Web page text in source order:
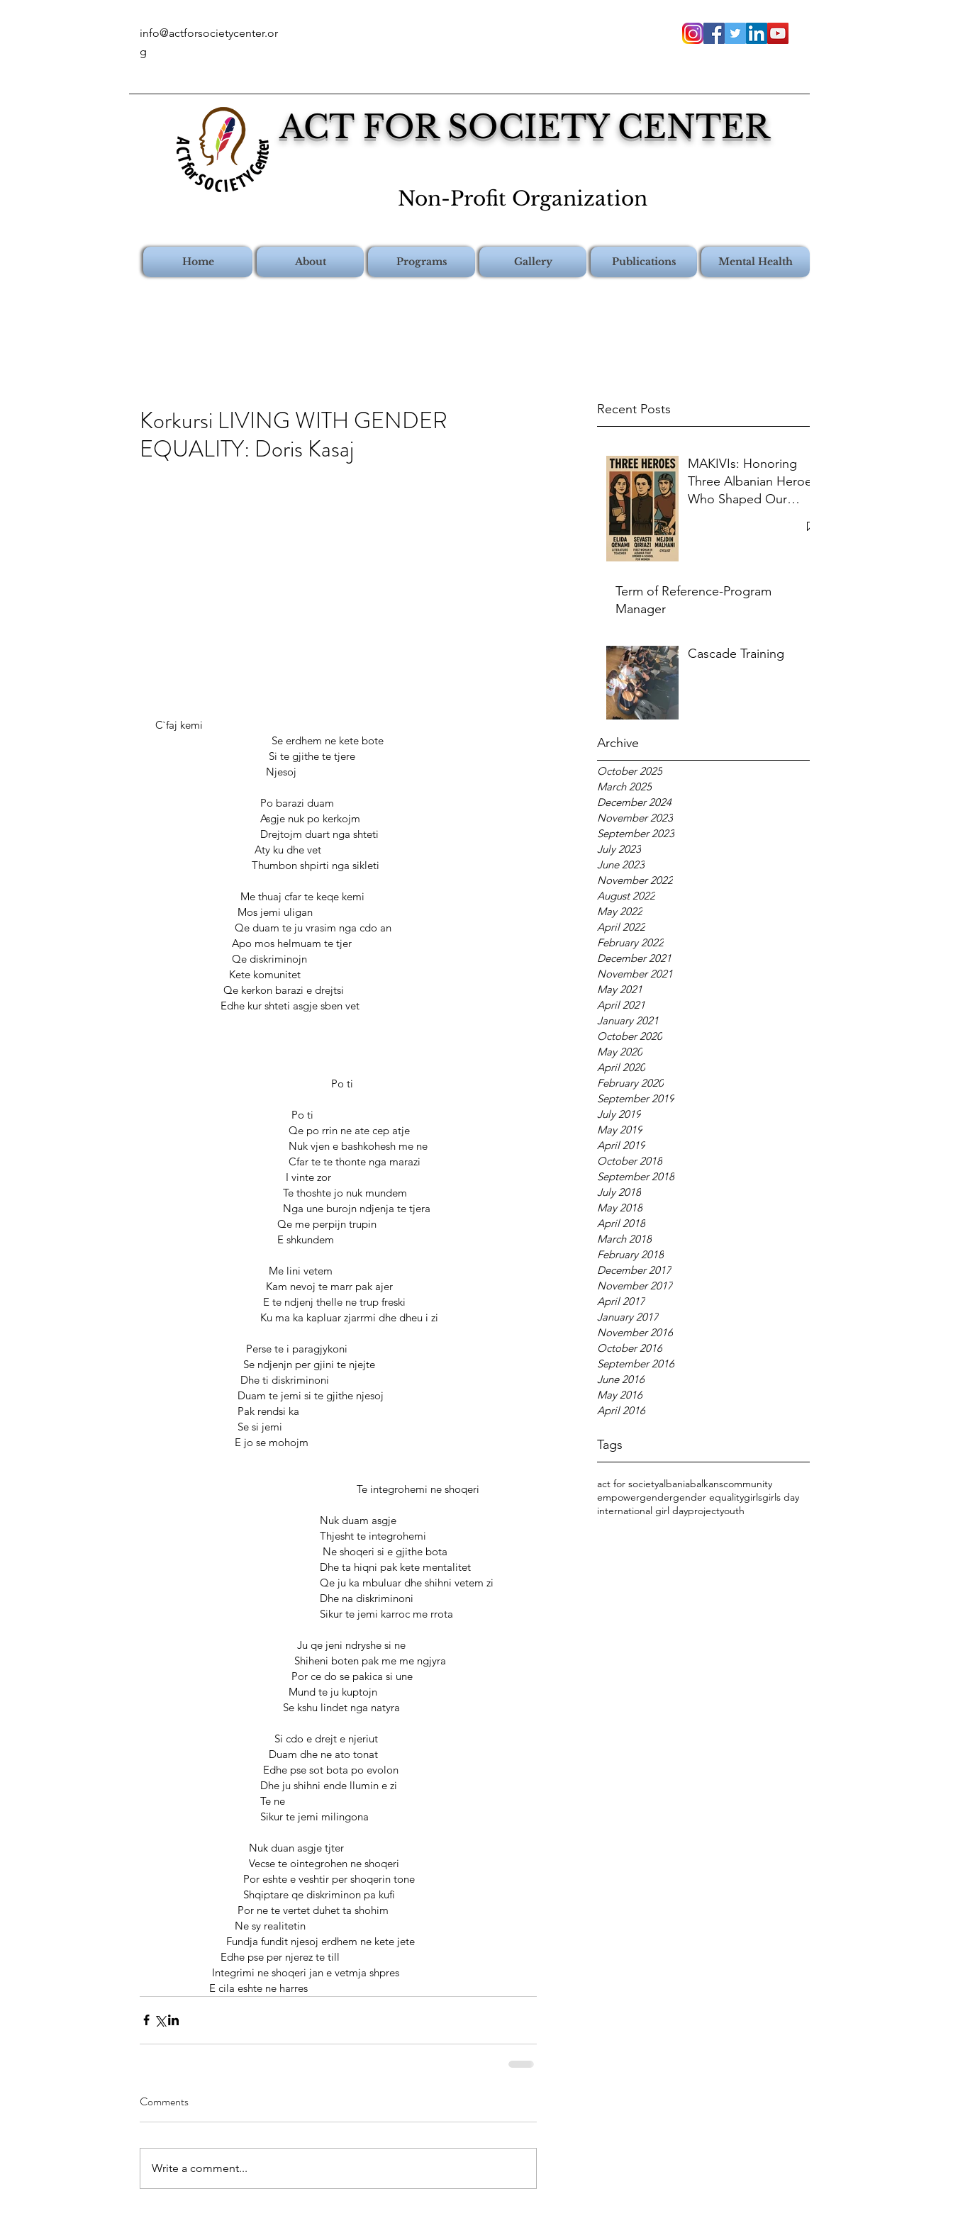
info@actforsocietycenter.or
g
ACT FOR SOCIETY CENTER
Non-Profit Organization
Home About Programs Gallery Publications Mental Health
Recent Posts
MAKIVIs: Honoring
Three Albanian Heroes
Who Shaped Our
Term of Reference-Program
Manager
Cascade Training
Archive
October 2025
March 2025
December 2024
November 2023
September 2023
July 2023
June 2023
November 2022
August 2022
May 2022
April 2022
February 2022
December 2021
November 2021
May 2021
April 2021
January 2021
October 2020
May 2020
April 2020
February 2020
September 2019
July 2019
May 2019
April 2019
October 2018
September 2018
July 2018
May 2018
April 2018
March 2018
February 2018
December 2017
November 2017
April 2017
January 2017
November 2016
October 2016
September 2016
June 2016
May 2016
April 2016
Tags
act for societyalbaniabalkanscommunity
empowergendergender equalitygirlsgirls day
international girl dayprojectyouth
Korkursi LIVING WITH GENDER
EQUALITY: Doris Kasaj
C`faj kemi
                                          Se erdhem ne kete bote
                                         Si te gjithe te tjere
                                        Njesoj
                                      Po barazi duam
                                      Asgje nuk po kerkojm
                                      Drejtojm duart nga shteti
                                    Aty ku dhe vet
                                   Thumbon shpirti nga sikleti
                               Me thuaj cfar te keqe kemi
                              Mos jemi uligan
                             Qe duam te ju vrasim nga cdo an
                            Apo mos helmuam te tjer
                            Qe diskriminojn
                           Kete komunitet
                         Qe kerkon barazi e drejtsi
                        Edhe kur shteti asgje sben vet
                                                               Po ti
                                                 Po ti
                                                Qe po rrin ne ate cep atje
                                                Nuk vjen e bashkohesh me ne
                                                Cfar te te thonte nga marazi
                                               I vinte zor
                                              Te thoshte jo nuk mundem
                                              Nga une burojn ndjenja te tjera
                                            Qe me perpijn trupin
                                            E shkundem
                                         Me lini vetem
                                        Kam nevoj te marr pak ajer
                                       E te ndjenj thelle ne trup freski
                                      Ku ma ka kapluar zjarrmi dhe dheu i zi
                                 Perse te i paragjykoni
                                Se ndjenjn per gjini te njejte
                               Dhe ti diskriminoni
                              Duam te jemi si te gjithe njesoj
                              Pak rendsi ka
                              Se si jemi
                             E jo se mohojm
                                                                        Te integrohemi ne shoqeri
                                                           Nuk duam asgje
                                                           Thjesht te integrohemi
                                                            Ne shoqeri si e gjithe bota
                                                           Dhe ta hiqni pak kete mentalitet
                                                           Qe ju ka mbuluar dhe shihni vetem zi
                                                           Dhe na diskriminoni
                                                           Sikur te jemi karroc me rrota
                                                   Ju qe jeni ndryshe si ne
                                                  Shiheni boten pak me me ngjyra
                                                 Por ce do se pakica si une
                                                Mund te ju kuptojn
                                              Se kshu lindet nga natyra
                                           Si cdo e drejt e njeriut
                                         Duam dhe ne ato tonat
                                       Edhe pse sot bota po evolon
                                      Dhe ju shihni ende llumin e zi
                                      Te ne
                                      Sikur te jemi milingona
                                  Nuk duan asgje tjter
                                  Vecse te ointegrohen ne shoqeri
                                Por eshte e veshtir per shoqerin tone
                                Shqiptare qe diskriminon pa kufi
                              Por ne te vertet duhet ta shohim
                             Ne sy realitetin
                          Fundja fundit njesoj erdhem ne kete jete
                        Edhe pse per njerez te till
                     Integrimi ne shoqeri jan e vetmja shpres
                    E cila eshte ne harres
Comments
Write a comment...